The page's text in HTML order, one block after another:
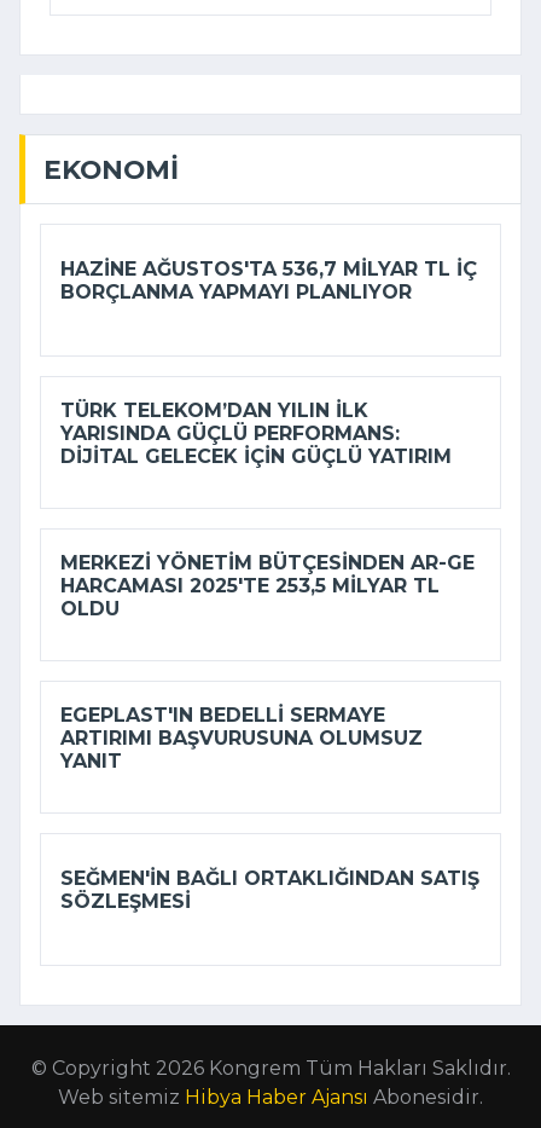
EKONOMI
HAZINE AĞUSTOS'TA 536,7 MILYAR TL IÇ
BORÇLANMA YAPMAYI PLANLIYOR
TÜRK TELEKOM’DAN YILIN ILK
YARISINDA GÜÇLÜ PERFORMANS:
DIJITAL GELECEK IÇIN GÜÇLÜ YATIRIM
MERKEZI YÖNETIM BÜTÇESINDEN AR-GE
HARCAMASI 2025'TE 253,5 MILYAR TL
OLDU
EGEPLAST'IN BEDELLI SERMAYE
ARTIRIMI BAŞVURUSUNA OLUMSUZ
YANIT
SEĞMEN'IN BAĞLI ORTAKLIĞINDAN SATIŞ
SÖZLEŞMESI
© Copyright 2026 Kongrem Tüm Hakları Saklıdır.
Web sitemiz Hibya Haber Ajansı Abonesidir.